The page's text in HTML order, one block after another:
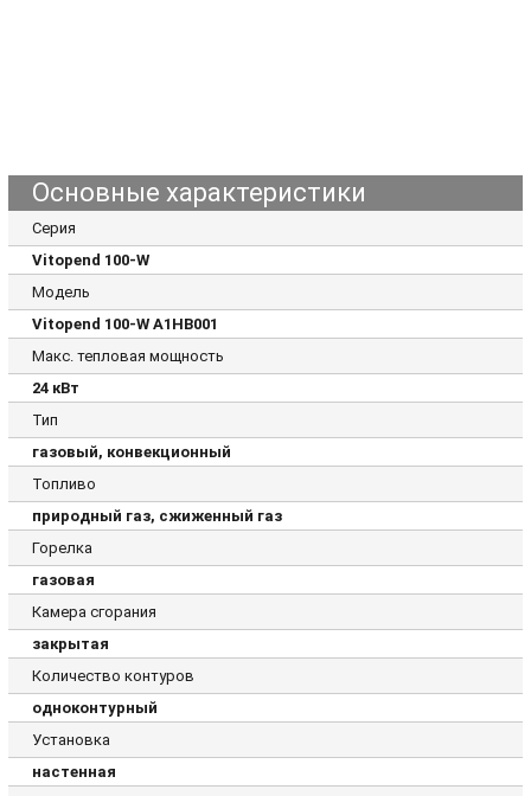
Основные характеристики
Серия
Vitopend 100-W
Модель
Vitopend 100-W A1HB001
Макс. тепловая мощность
24 кВт
Тип
газовый, конвекционный
Топливо
природный газ, сжиженный газ
Горелка
газовая
Камера сгорания
закрытая
Количество контуров
одноконтурный
Установка
настенная